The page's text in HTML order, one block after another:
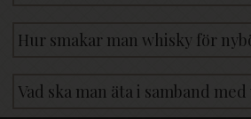
Hur smakar man whisky för
Vad ska man äta i samband